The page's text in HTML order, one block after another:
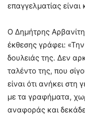
επαγγελματίας
Ο Δημήτρης
έκθεσης γράφει:
δουλειάς της. Δεν
ταλέντο της, που
είναι ότι ανήκει
με τα γραφήματα,
αναφοράς και